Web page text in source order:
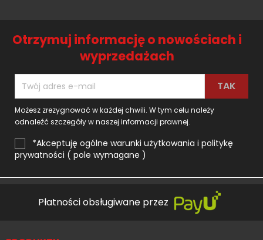
Otrzymuj informację o nowościach i
wyprzedażach
Możesz zrezygnować w każdej chwili. W tym celu należy
odnaleźć szczegóły w naszej informacji prawnej.
*Akceptuję ogólne warunki użytkowania i politykę
prywatności ( pole wymagane )
Płatności obsługiwane przez